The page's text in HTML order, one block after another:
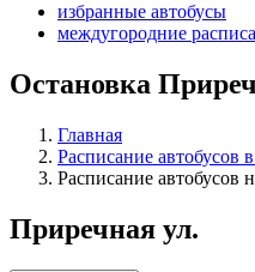
избранные автобусы
междугородние
Остановка
Главная
Расписание автобусов
Расписание автобусов
Приречная ул.